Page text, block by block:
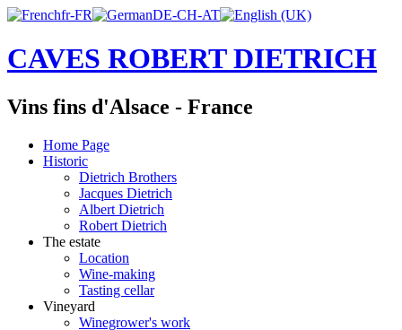
CAVES ROBERT DIETRICH
Vins fins d'Alsace - France
Home Page
Historic
Dietrich Brothers
Jacques Dietrich
Albert Dietrich
Robert Dietrich
The estate
Location
Wine-making
Tasting cellar
Vineyard
Winegrower's work